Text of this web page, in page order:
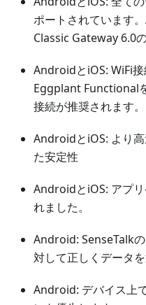
ポートされています
Classic Gateway 6.0
AndroidとiOS: WiFi接
Eggplant Functional
接続が推奨されます。
AndroidとiOS: より
た安定性
AndroidとiOS: アプ
れました。
Android: SenseTalk
対して正しくデータを
Android: デバイス上